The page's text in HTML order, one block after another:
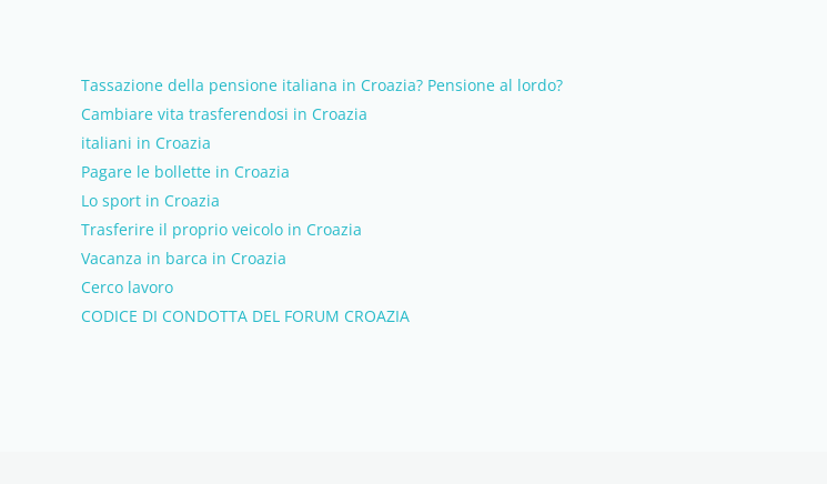
Tassazione della pensione italiana in Croazia? Pensione al lordo?
Cambiare vita trasferendosi in Croazia
italiani in Croazia
Pagare le bollette in Croazia
Lo sport in Croazia
Trasferire il proprio veicolo in Croazia
Vacanza in barca in Croazia
Cerco lavoro
CODICE DI CONDOTTA DEL FORUM CROAZIA